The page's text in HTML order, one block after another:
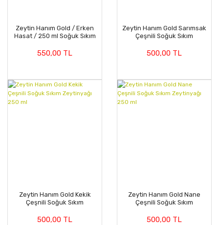
Zeytin Hanım Gold / Erken
Hasat / 250 ml Soğuk Sıkım
(<=0.8 Asit)
550,00 TL
Zeytin Hanım Gold Sarımsak
Çeşnili Soğuk Sıkım
500,00 TL
Zeytin Hanım Gold Kekik
Çeşnili Soğuk Sıkım
500,00 TL
Zeytin Hanım Gold Nane
Çeşnili Soğuk Sıkım
500,00 TL